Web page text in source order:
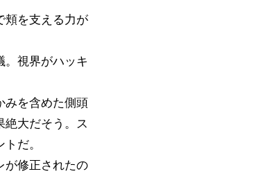
頬を支える力が
視界がハッキ
みを含めた側頭
絶大だそう。ス
だ。
が修正されたの